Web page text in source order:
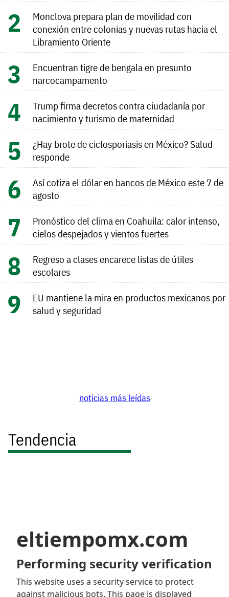
Monclova prepara plan de movilidad con
conexión entre colonias y nuevas rutas hacia el
Libramiento Oriente
Encuentran tigre de bengala en presunto
narcocampamento
Trump firma decretos contra ciudadanía por
nacimiento y turismo de maternidad
¿Hay brote de ciclosporiasis en México? Salud
responde
Así cotiza el dólar en bancos de México este 7 de
agosto
Pronóstico del clima en Coahuila: calor intenso,
cielos despejados y vientos fuertes
Regreso a clases encarece listas de útiles
escolares
EU mantiene la mira en productos mexicanos por
salud y seguridad
noticias más leídas
Tendencia